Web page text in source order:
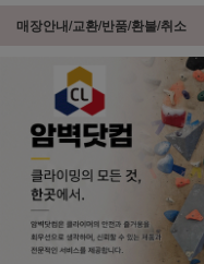
매장안내/교환/반품/환불/취소